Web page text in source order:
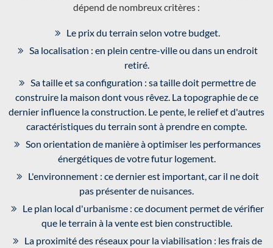
dépend de nombreux critères :
Le prix du terrain selon votre budget.
Sa localisation : en plein centre-ville ou dans un endroit
retiré.
Sa taille et sa configuration : sa taille doit permettre de
construire la maison dont vous rêvez. La topographie de ce
dernier influence la construction. Le pente, le relief et d'autres
caractéristiques du terrain sont à prendre en compte.
Son orientation de manière à optimiser les performances
énergétiques de votre futur logement.
L'environnement : ce dernier est important, car il ne doit
pas présenter de nuisances.
Le plan local d'urbanisme : ce document permet de vérifier
que le terrain à la vente est bien constructible.
La proximité des réseaux pour la viabilisation : les frais de